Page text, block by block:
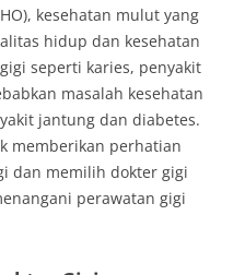
kesehatan mulut yang
hidup dan kesehatan
seperti karies, penyakit
masalah kesehatan
jantung dan diabetes.
memberikan perhatian
dan memilih dokter gigi
perawatan gigi